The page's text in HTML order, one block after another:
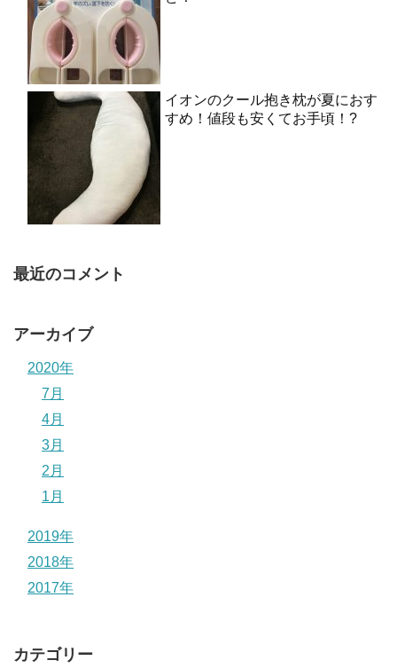
イオンのクール抱き枕が夏におす
すめ！値段も安くてお手頃！?
最近のコメント
アーカイブ
2020年
7月
4月
3月
2月
1月
2019年
2018年
2017年
カテゴリー